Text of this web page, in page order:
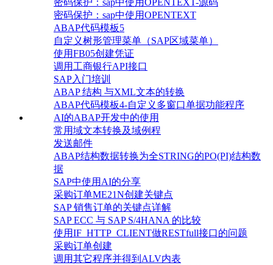
密码保护：sap中使用OPENTEXT
ABAP代码模板5
自定义树形管理菜单（SAP区域菜单）
使用FB05创建凭证
调用工商银行API接口
SAP入门培训
ABAP 结构 与XML文本的转换
ABAP代码模板4-自定义多窗口单据功能程序
AI的ABAP开发中的使用
常用域文本转换及域例程
发送邮件
ABAP结构数据转换为全STRING的PO(PI)结构数
据
SAP中使用AI的分享
采购订单ME21N创建关键点
SAP 销售订单的关键点详解
SAP ECC 与 SAP S/4HANA 的比较
使用IF_HTTP_CLIENT做RESTfull接口的问题
采购订单创建
调用其它程序并得到ALV内表